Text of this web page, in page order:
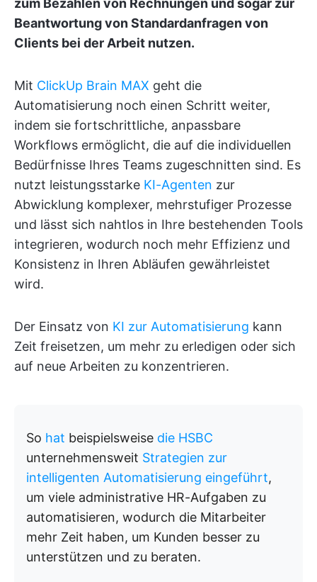
Beantwortung von Standardanfragen von
Clients bei der Arbeit nutzen.
Mit ClickUp Brain MAX geht die
Automatisierung noch einen Schritt weiter,
indem sie fortschrittliche, anpassbare
Workflows ermöglicht, die auf die individuellen
Bedürfnisse Ihres Teams zugeschnitten sind. Es
nutzt leistungsstarke KI-Agenten zur
Abwicklung komplexer, mehrstufiger Prozesse
und lässt sich nahtlos in Ihre bestehenden Tools
integrieren, wodurch noch mehr Effizienz und
Konsistenz in Ihren Abläufen gewährleistet
wird.
Der Einsatz von KI zur Automatisierung kann
Zeit freisetzen, um mehr zu erledigen oder sich
auf neue Arbeiten zu konzentrieren.
So hat beispielsweise die HSBC
unternehmensweit Strategien zur
intelligenten Automatisierung eingeführt,
um viele administrative HR-Aufgaben zu
automatisieren, wodurch die Mitarbeiter
mehr Zeit haben, um Kunden besser zu
unterstützen und zu beraten.